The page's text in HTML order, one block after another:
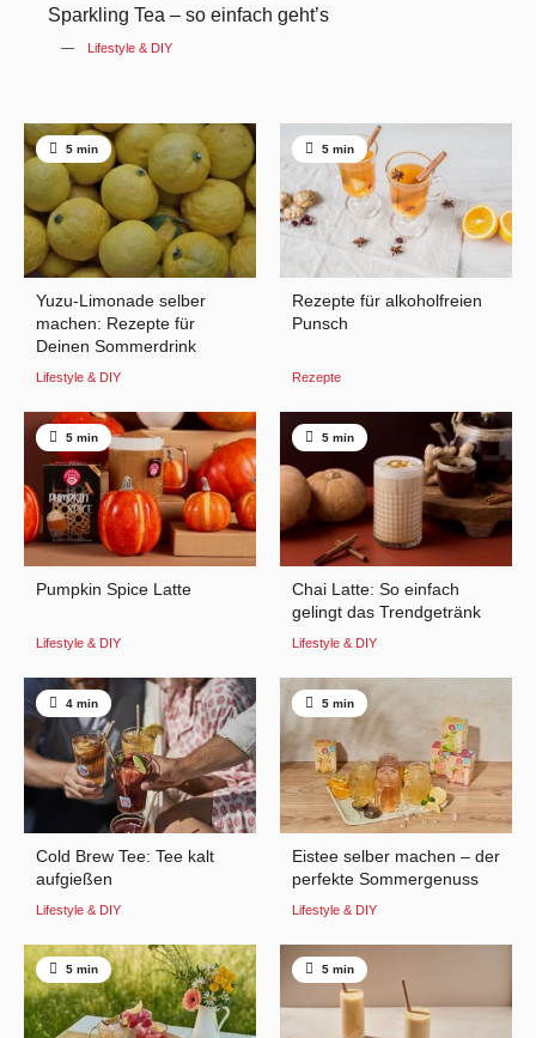
Sparkling Tea – so einfach geht’s
Lifestyle & DIY
5 min
Yuzu-Limonade selber
machen: Rezepte für
Deinen Sommerdrink
Lifestyle & DIY
5 min
Rezepte für alkoholfreien
Punsch
Rezepte
5 min
Pumpkin Spice Latte
Lifestyle & DIY
5 min
Chai Latte: So einfach
gelingt das Trendgetränk
Lifestyle & DIY
4 min
Cold Brew Tee: Tee kalt
aufgießen
Lifestyle & DIY
5 min
Eistee selber machen – der
perfekte Sommergenuss
Lifestyle & DIY
5 min 5 min